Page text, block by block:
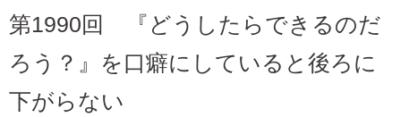
第1990回 『どうしたらできるのだ
ろう？』を口癖にしていると後ろに
下がらない